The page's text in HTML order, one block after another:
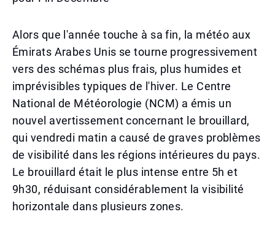
Alors que l'année touche à sa fin, la météo aux
Émirats Arabes Unis se tourne progressivement
vers des schémas plus frais, plus humides et
imprévisibles typiques de l'hiver. Le Centre
National de Météorologie (NCM) a émis un
nouvel avertissement concernant le brouillard,
qui vendredi matin a causé de graves problèmes
de visibilité dans les régions intérieures du pays.
Le brouillard était le plus intense entre 5h et
9h30, réduisant considérablement la visibilité
horizontale dans plusieurs zones.